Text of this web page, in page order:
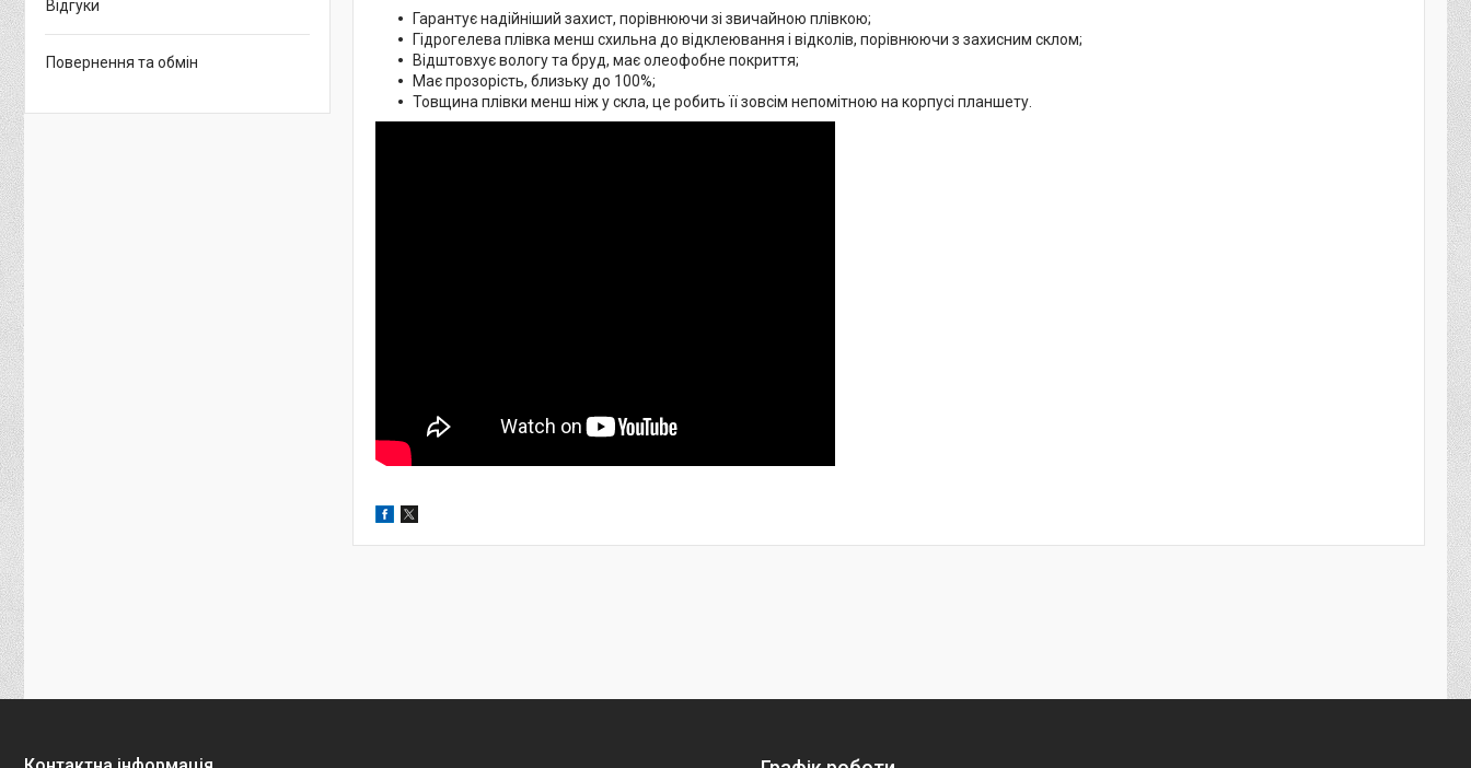
Гарантує надійніший захист, порівнюючи зі звичайною плівкою;
Гідрогелева плівка менш схильна до відклеювання і відколів, порівнюючи з захисним склом;
Відштовхує вологу та бруд, має олеофобне покриття;
Має прозорість, близьку до 100%;
Товщина плівки менш ніж у скла, це робить її зовсім непомітною на корпусі планшету.
Відгуки
Повернення та обмін